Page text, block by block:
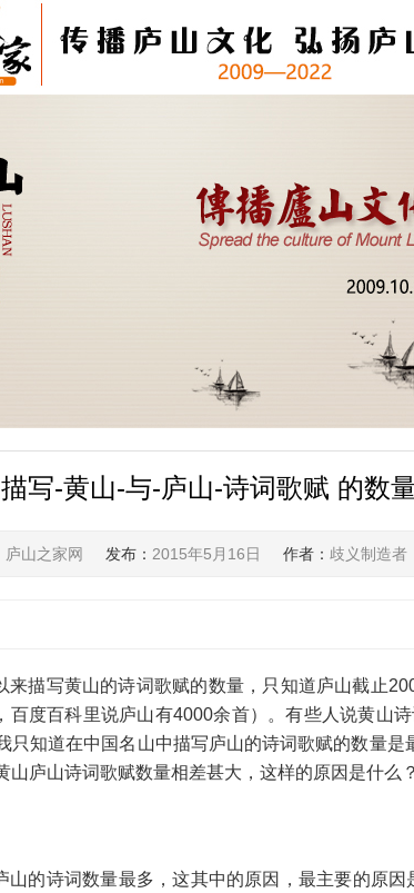
描写-黄山-与-庐山-诗词歌赋 的数
庐山之家网 发布： 2015年5月16日 作者： 歧义制造者
来描写黄山的诗词歌赋的数量，只知道庐山截止
百度百科里说庐山有4000余首）。有些人说黄山
只知道在中国名山中描写庐山的诗词歌赋的数量
山庐山诗词歌赋数量相差甚大，这样的原因是什么
山的诗词数量最多，这其中的原因，最主要的原